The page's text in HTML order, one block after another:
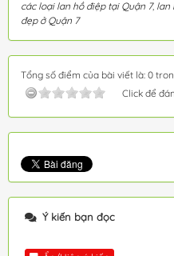
các loại lan hồ điệp tại Quận 7, lan
đẹp ở Quận 7
Tổng số điểm của bài viết là: 0
Click để
Ý kiến bạn đọc